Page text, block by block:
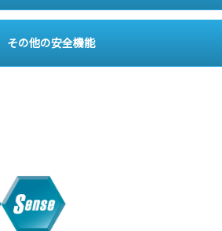
その他の安全機能